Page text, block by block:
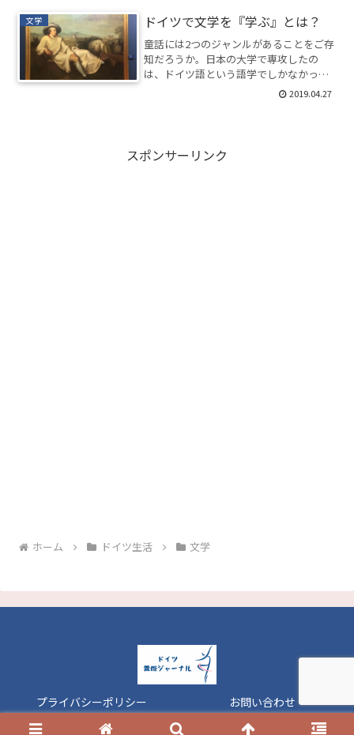
文学 ドイツで文学を『学ぶ』とは？
童話には2つのジャンルがあることをご存
知だろうか。日本の大学で専攻したの
は、ドイツ語という語学でしかなかっ
た、とドイツの大学院で気付いたきっか
2019.04.27
スポンサーリンク
ホーム ドイツ生活 文学
プライバシーポリシー
お問い合わせ
© 2019 ドイツ舞姫ジャーナル.